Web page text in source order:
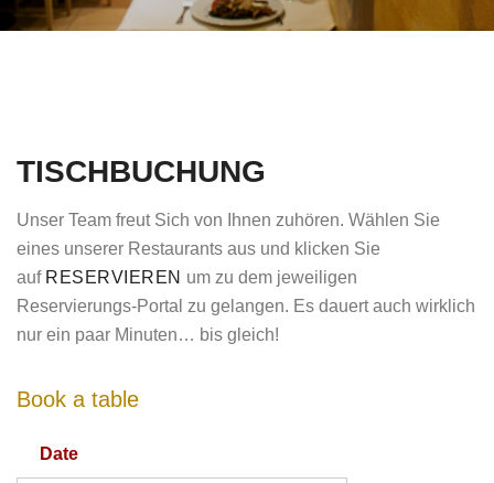
TISCHBUCHUNG
Unser Team freut Sich von Ihnen zuhören. Wählen Sie
eines unserer Restaurants aus und klicken Sie
auf RESERVIEREN um zu dem jeweiligen
Reservierungs-Portal zu gelangen. Es dauert auch wirklich
nur ein paar Minuten… bis gleich!
Book a table
Date